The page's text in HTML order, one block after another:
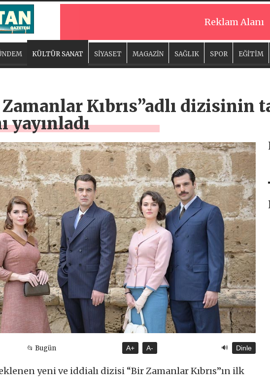
Reklam Alanı
KÜLTÜR SANAT SİYASET MAGAZİN SAĞLIK SPOR EĞİTİM
Kıbrıs”adlı dizisinin
yayınladı
📂 Bugün A+ A- 🔊 Dinle
yeni ve iddialı dizisi “Bir Zamanlar Kıbrıs”ın ilk